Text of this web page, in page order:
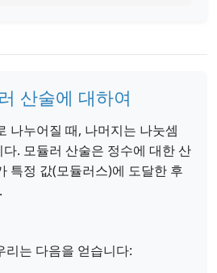
산술에 대하여
나누어질 때, 나머지는 나눗셈
. 모듈러 산술은 정수에 대한 산
특정 값(모듈러스)에 도달한 후
리는 다음을 얻습니다: